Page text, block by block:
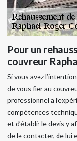
Pour un
couvreur
Si vous avez
de vous fier au
professionnel a
compétences
et d’établir le devis y
de le contacter, de lui